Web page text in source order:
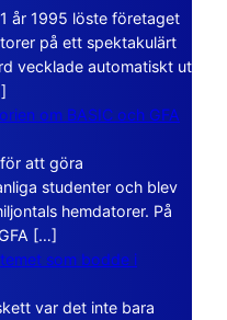
år 1995 löste företaget
på ett spektakulärt
vecklade automatiskt ut
om BASIC och GFA
att göra
studenter och blev
hemdatorer. På
[…]
som bodde i
var det inte bara